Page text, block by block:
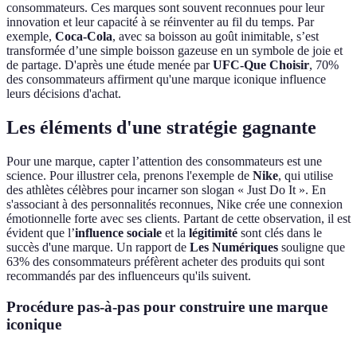
consommateurs. Ces marques sont souvent reconnues pour leur
innovation et leur capacité à se réinventer au fil du temps. Par
exemple, Coca-Cola, avec sa boisson au goût inimitable, s’est
transformée d’une simple boisson gazeuse en un symbole de joie et
de partage. D'après une étude menée parUFC-Que Choisir, 70%
des consommateurs affirment qu'une marque iconique influence
leurs décisions d'achat.
Les éléments d'une stratégie gagnante
Pour une marque, capter l’attention des consommateurs est une
science. Pour illustrer cela, prenons l'exemple de Nike, qui utilise
des athlètes célèbres pour incarner son slogan « Just Do It ». En
s'associant à des personnalités reconnues, Nike crée une connexion
émotionnelle forte avec ses clients. Partant de cette observation, il est
évident que l’influence sociale et la légitimité sont clés dans le
succès d'une marque. Un rapport de Les Numériques souligne que
63% des consommateurs préfèrent acheter des produits qui sont
recommandés par des influenceurs qu'ils suivent.
Procédure pas-à-pas pour construire une marque
iconique